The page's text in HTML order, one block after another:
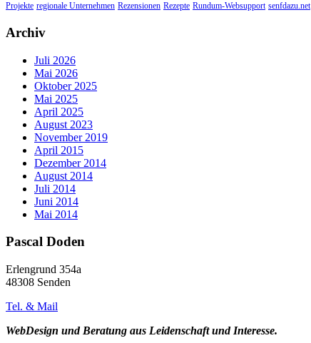
Projekte regionale Unternehmen Rezensionen Rezepte Rundum-Websupport senfdazu.net
Archiv
Juli 2026
Mai 2026
Oktober 2025
Mai 2025
April 2025
August 2023
November 2019
April 2015
Dezember 2014
August 2014
Juli 2014
Juni 2014
Mai 2014
Pascal Doden
Erlengrund 354a
48308 Senden
Tel. & Mail
WebDesign und Beratung aus Leidenschaft und Interesse.